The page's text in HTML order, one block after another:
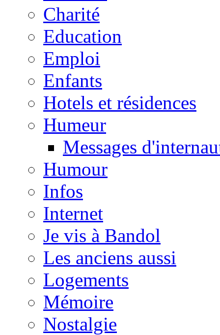
Charité
Education
Emploi
Enfants
Hotels et résidences
Humeur
Messages
Humour
Infos
Internet
Je vis à Bandol
Les anciens aussi
Logements
Mémoire
Nostalgie